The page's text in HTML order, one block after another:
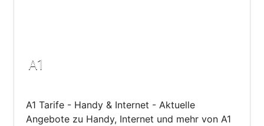
A1
A1 Tarife - Handy & Internet - Aktuelle
Angebote zu Handy, Internet und mehr von A1